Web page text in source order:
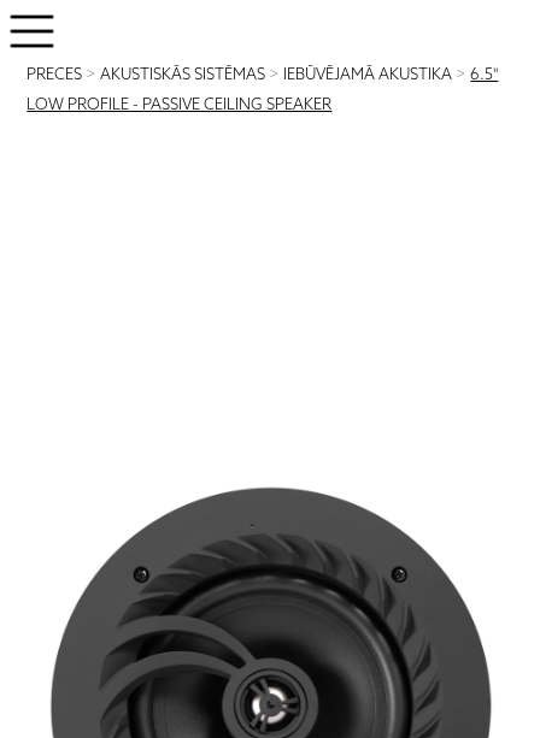
PRECES >AKUSTISKĀS SISTĒMAS > IEBŪVĒJAMĀ AKUSTIKA >6.5"
LOW PROFILE - PASSIVE CEILING SPEAKER